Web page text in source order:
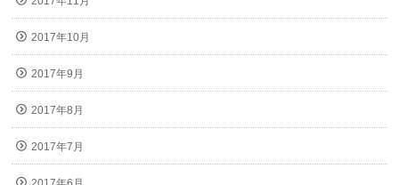
2017年10月
2017年9月
2017年8月
2017年7月